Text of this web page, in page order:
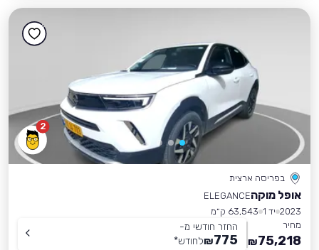
2
בפריסה ארצית
אופל מוקהELEGANCE
2023 יד 1
63,543 ק״מ
מחיר
75,218
₪
החזר חודשי מ-
775
₪לחודש*